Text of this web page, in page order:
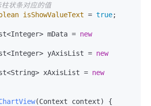
状条对应的值
isShowValueText = true;
mData = new
yAxisList = new
xAxisList = new
(Context context)
{